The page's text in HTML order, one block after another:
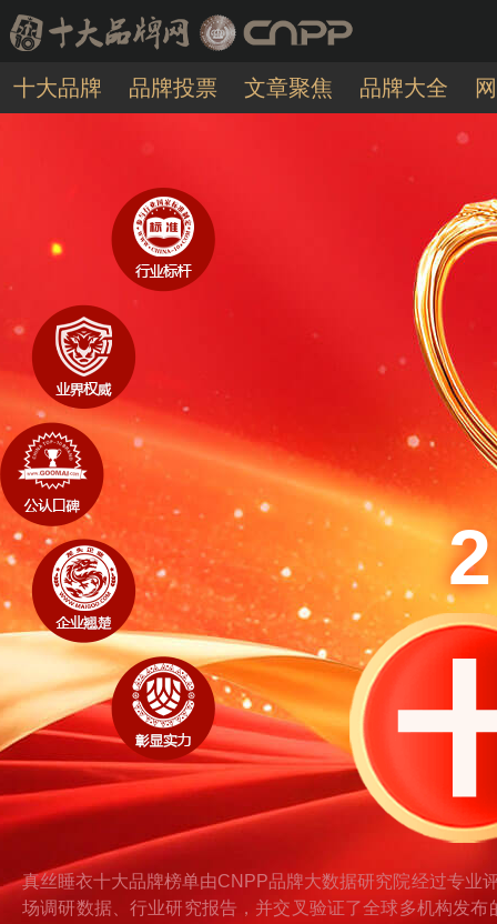
十大品牌 品牌投票 文章聚焦 品牌大全
真丝睡衣十大品牌榜单由CNPP品牌大数据研究院经过专业
场调研数据、行业研究报告，并交叉验证了全球多机构发